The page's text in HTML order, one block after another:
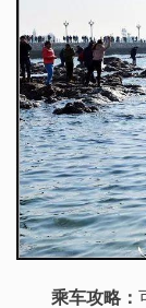
乘车攻略：